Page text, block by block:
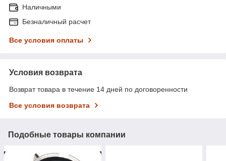
Наличными
Безналичный расчет
Все условия оплаты
Условия возврата
Возврат товара в течение 14 дней по договоренности
Все условия возврата
Подобные товары компании